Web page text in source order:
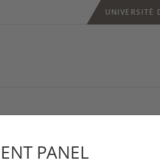
PANEL
UNIVERSITÉ